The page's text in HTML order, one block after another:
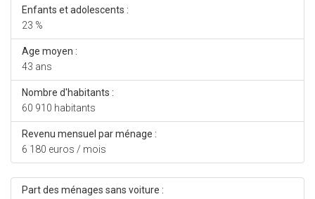
Enfants et adolescents :
23 %
Age moyen :
43 ans
Nombre d'habitants :
60 910 habitants
Revenu mensuel par ménage :
6 180 euros / mois
Part des ménages sans voiture :